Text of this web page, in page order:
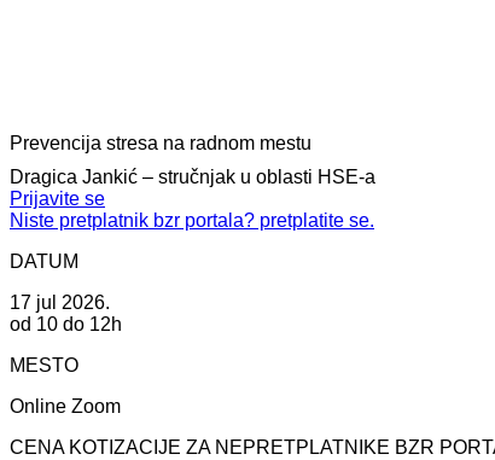
Prevencija stresa na radnom mestu
Dragica Jankić – stručnjak u oblasti HSE-a
Prijavite se
Niste pretplatnik bzr portala? pretplatite se.
DATUM
17 jul 2026.
od 10 do 12h
MESTO
Online Zoom
CENA KOTIZACIJE ZA NEPRETPLATNIKE BZR